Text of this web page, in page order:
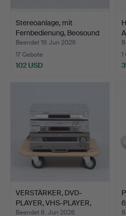
Stereoanlage, mit
Fernbedienung, Beosound
…
Beendet 19. Jun 2026
17 Gebote
102 USD
1
VERSTÄRKER, DVD-
PLAYER, VHS-PLAYER,
Yamaha…
Beendet 8. Jun 2026